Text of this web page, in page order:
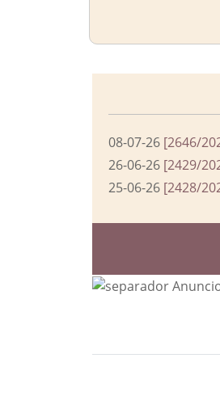
08-07-26 [2646/
26-06-26 [2429/
25-06-26 [2428/